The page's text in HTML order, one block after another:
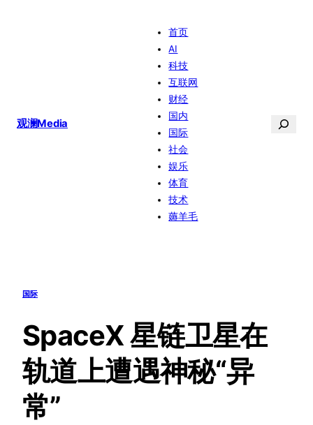
观澜Media
首页
AI
科技
互联网
财经
国内
国际
社会
娱乐
体育
技术
薅羊毛
搜
国际
SpaceX 星链卫星在
轨道上遭遇神秘“异
常”